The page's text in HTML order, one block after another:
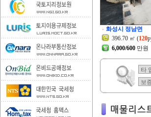
화성시 정남면
396.70 ㎡ (120
6,000/600 만원